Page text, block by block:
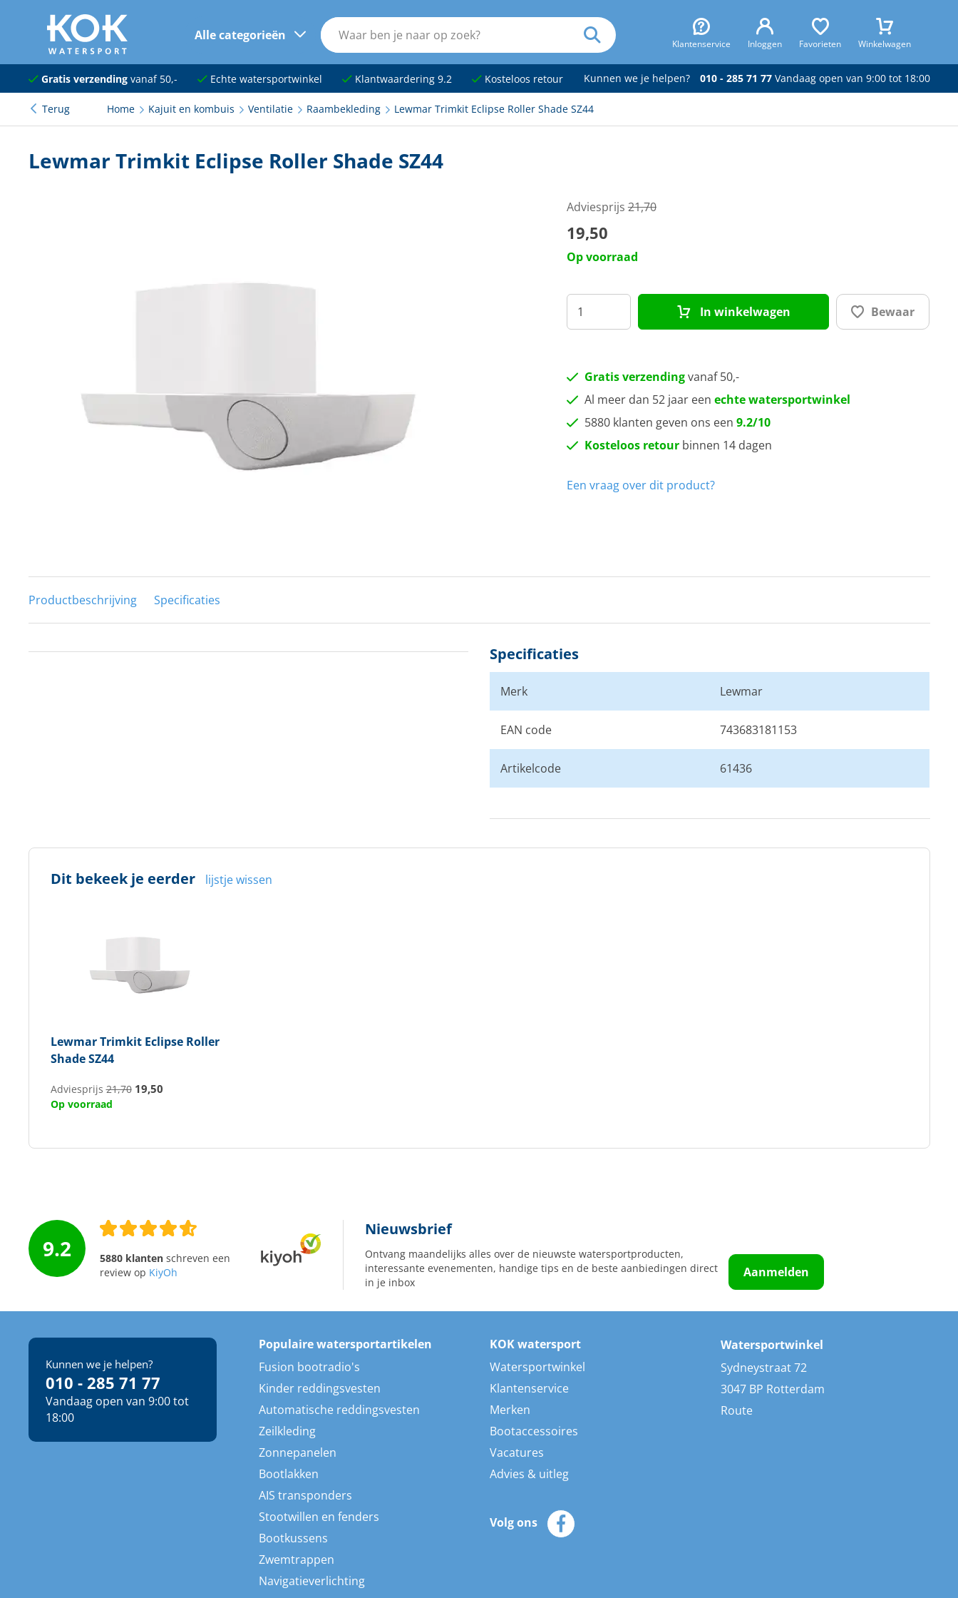
naar hoofdinhoud
Alle categorieën
Klantenservice Inloggen Favorieten Winkelwagen
Navigatie
Dekuitrusting
Veiligheid
Boten, toebehoren en fun
Gratis verzendingvanaf 50,- Echte watersportwinkel Klantwaardering 9.2 Kosteloos retour Kunnen we je helpen? 010 - 285 71 77Vandaag open van 9:00 tot 18:00
Terug Home Kajuit en kombuis Ventilatie Raambekleding Lewmar Trimkit Eclipse Roller Shade SZ44
Lewmar Trimkit Eclipse Roller Shade SZ44
Adviesprijs21,70
19,50
Op voorraad
In winkelwagen Bewaar
Gratis verzendingvanaf 50,-
Al meer dan 52 jaar een echte watersportwinkel
5880 klanten geven ons een 9.2/10
Kosteloos retourbinnen 14 dagen
Een vraag over dit product?
Productbeschrijving Specificaties
Specificaties
Merk Lewmar
EAN code 743683181153
Artikelcode 61436
Dit bekeek je eerder lijstje wissen
LewmarTrimkit Eclipse Roller
Shade SZ44
Adviesprijs21,70 19,50
Op voorraad
9.2 5880 klantenschreven een
review op KiyOh
Nieuwsbrief
Ontvang maandelijks alles over de nieuwste watersportproducten,
interessante evenementen, handige tips en de beste aanbiedingen direct
in je inbox
Aanmelden
Kunnen we je helpen?
010 - 285 71 77
Vandaag open van 9:00 tot
18:00
Populaire watersportartikelen
Fusion bootradio's
Kinder reddingsvesten
Automatische reddingsvesten
Zeilkleding
Zonnepanelen
Bootlakken
AIS transponders
Stootwillen en fenders
Bootkussens
Zwemtrappen
Navigatieverlichting
KOK watersport
Watersportwinkel
Klantenservice
Merken
Bootaccessoires
Vacatures
Advies & uitleg
Volg ons
Watersportwinkel
Sydneystraat 72
3047 BP Rotterdam
Route